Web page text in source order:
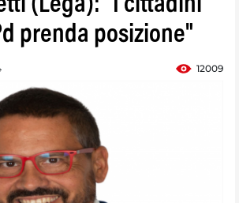
prenda posizione"
12009